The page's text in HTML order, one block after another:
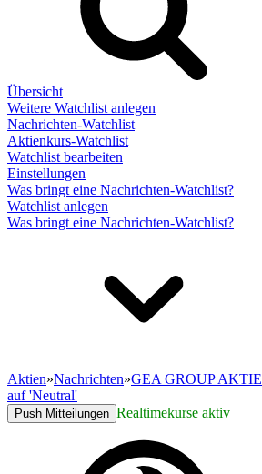
Übersicht
Weitere Watchlist anlegen
Nachrichten-Watchlist
Aktienkurs-Watchlist
Watchlist bearbeiten
Einstellungen
Was bringt eine Nachrichten-Watchlist?
Watchlist anlegen
Was bringt eine Nachrichten-Watchlist?
Aktien»Nachrichten»GEA GROUP AKTIE
auf 'Neutral'
Push Mitteilungen Realtimekurse aktiv